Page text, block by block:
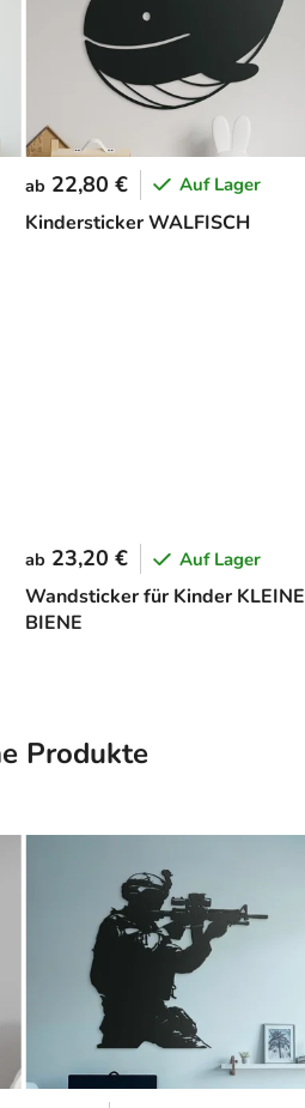
Kindersticker WALFISCH
ab 22,80 € Auf Lager
Wandsticker für Kinder KLEINE
BIENE
ab 23,20 € Auf Lager
Produkte